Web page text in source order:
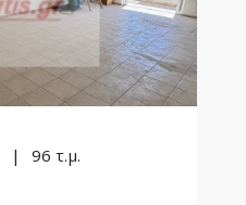
96 τ.μ.